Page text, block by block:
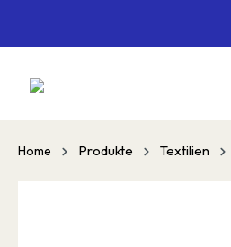
Home Produkte Textilien